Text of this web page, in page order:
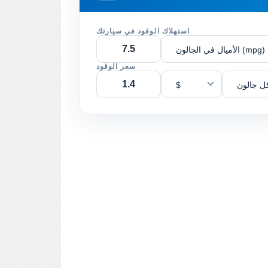
استهلاك الوقود في سيارتك
الأميال في الجالون (mpg)
سعر الوقود
$ جالون